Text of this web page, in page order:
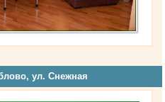
ул. Снежная